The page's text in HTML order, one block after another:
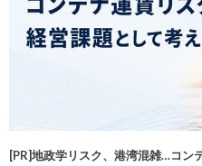
[PR]地政学リスク、港湾混雑…コン